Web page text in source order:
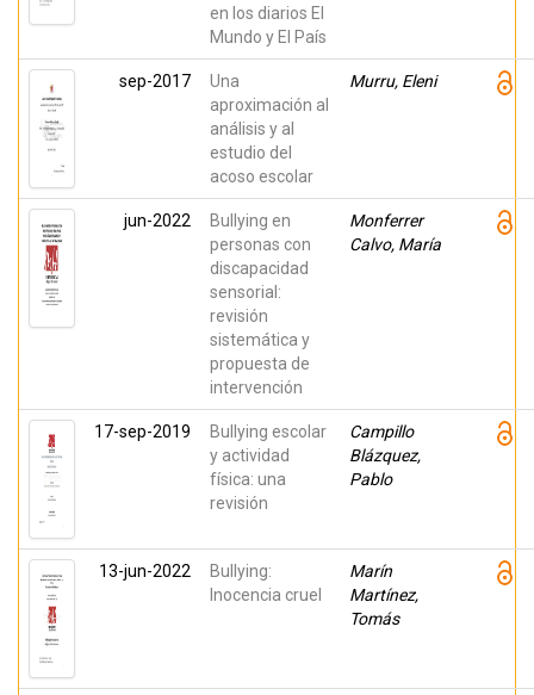
en los diarios El
Mundo y El País
sep-2017
Una
aproximación al
análisis y al
estudio del
acoso escolar
Murru, Eleni
jun-2022
Bullying en
personas con
discapacidad
sensorial:
revisión
sistemática y
propuesta de
intervención
Monferrer
Calvo, María
17-sep-2019
Bullying escolar
y actividad
física: una
revisión
Campillo
Blázquez,
Pablo
13-jun-2022
Bullying:
Inocencia cruel
Marín
Martínez,
Tomás